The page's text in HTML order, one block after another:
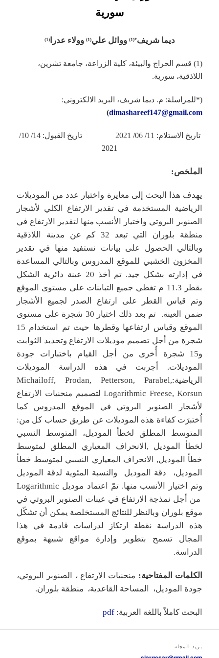
سورية
ديما شريف*(
1
) ووائل علي(
1
) وولاء عدرا(
1
)
(1) قسم الحراج والبيئة، كلية الزراعة، جامعة تشرين،
اللاذقية، سورية.
(*للمراسلة: م. ديما شريف، البريد الالكتروني:
dimashareef147@gmail.com
)
تاريخ الاستلام: 11/ 06/ 2021 تاريخ القبول: 14/ 10/
2021
الملخص:
يهدف هذا البحث إلى معايرة واختبار عدد من الموديلات
الرياضية المستخدمة في تقدير الارتفاع الكلي لأشجار
الصنوبر البروتي واختيار الأنسب منها لتقدير الارتفاع في
منطقة بلوران التي تبعد 32 كم عن مدينة اللاذقية
وبالتالي الحصول على بيانات نستفيد منها في تقدير
المخزون الخشبي للموقع المدروس وبالتالي المساعدة
في إدارته بشكل جيد. تم أخذ 20 عينة دائرية الشكل
بقطر 11.3 م تغطي جميع التباينات على مستوى الموقع
وتم قياس القطر على ارتفاع الصدر لجميع الأشجار
ضمن العينة. تم بعد ذلك اختيار 30 شجرة على مستوى
الموقع وقياس ارتفاعها وقطرها حيث تم استخدام 15
شجرة من أجل تصميم موديلات الارتفاع وتحديد الثوابت
و15 شجرة أُخرى من أجل القيام باختبارات جودة
الموديلات. أجربت في هذه الدراسة الموديلات
الرياضية:Michailoff, Prodan, Petterson, Parabel,
Logarithmic Freese, Korsun لتصميم منحنيات الارتفاع
لأشجار الصنوبر البروتي في الموقع المدروس كما
اُختبرَت كفاءة هذه الموديلات عن طريق حساب كل من:
المتوسط المطلق لخطأ الموديل، المتوسط النسبي
لخطأ الموديل ,الانحراف المعياري المطلق لمتوسط
خطأ الموديل, الانحراف المعياري النسبي لمتوسط خطأ
الموديل، دقة الموديل والنسبة المئوية لدقة الموديل
وتم اختيار الأنسب منها. تمّ اعتماد موديل Logarithmic
من أجل نمذجة الارتفاع في عينات الصنوبر البروتي في
موقع بلوران وبالنظر للنتائج المستخلصة يمكن أن تشكّل
هذه الدراسة نقطة ارتكاز لدراسات قادمة في هذا
المجال تسمح بتطوير وإدارة مواقع شبيهة بموقع
الدراسة.
الكلمات المفتاحية: منحنيات الارتفاع ، الصنوبر البروتي،
جودة الموديل، المساحة القاعدية، منطقة بلوران.
البحث كاملاً باللغة العربية:pdf
بريد المجلة